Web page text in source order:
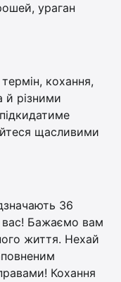
ураган
кохання,
й різними
щасливими
36
вас! Бажаємо вам
життя. Нехай
Кохання